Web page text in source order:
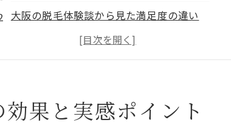
大阪の脱毛体験談から見た満足度の違い
脱毛の効果が高い店舗を見極めるコツ
口コミ比較で分かる脱毛サロン選びの判断基準
脱毛の不安と大阪で安心できる選び方
VIO脱毛の痛みや恥ずかしさを減らす方法
果と実感ポイント